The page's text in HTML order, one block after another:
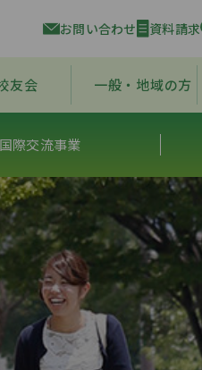
お問い合わせ 資料請求
友会 一般・地域の方
際交流事業